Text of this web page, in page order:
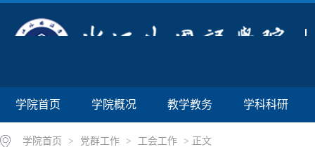
学院首页 学院概况 教学教务 学科科研
学院首页 > 党群工作 > 工会工作 > 正文